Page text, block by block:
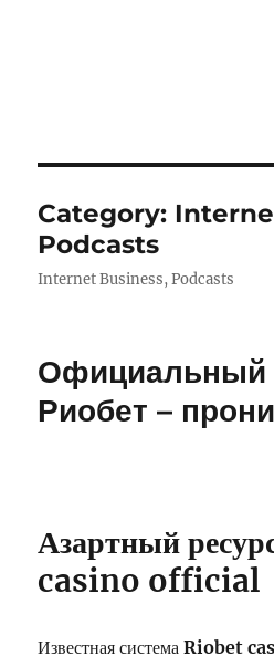
Category:
Podcasts
Internet Business, Podcasts
Официальный
Риобет –
Азартный
casino official
Известная системаRiobet